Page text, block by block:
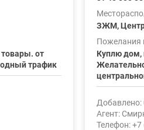
от
трафик
ЗЖМ,
Пожелания
Куплю дом,
Добавлено:
Агент:
Телефон: